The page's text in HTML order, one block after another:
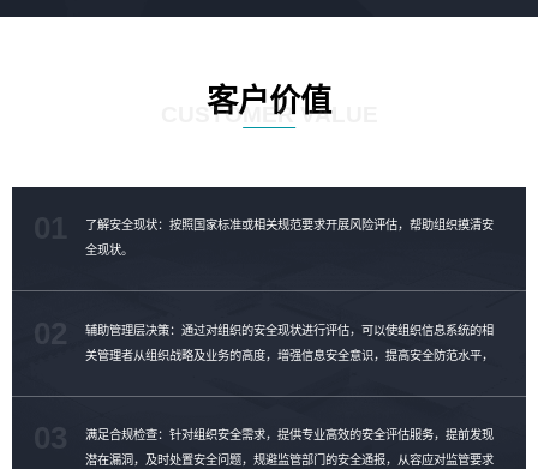
客户价值
CUSTOMER VALUE
了解安全现状：按照国家标准或相关规范要求开展风险评估，帮助组织摸清安
全现状。
辅助管理层决策：通过对组织的安全现状进行评估，可以使组织信息系统的相
关管理者从组织战略及业务的高度，增强信息安全意识，提高安全防范水平，
02
满足合规检查：针对组织安全需求，提供专业高效的安全评估服务，提前发现
潜在漏洞，及时处置安全问题，规避监管部门的安全通报，从容应对监管要求
03